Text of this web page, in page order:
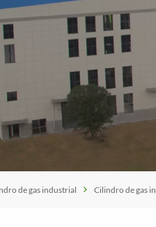
de gas industrial Cilindro de gas